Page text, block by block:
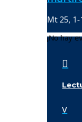
Mt 25, 1-
¡No hay

v